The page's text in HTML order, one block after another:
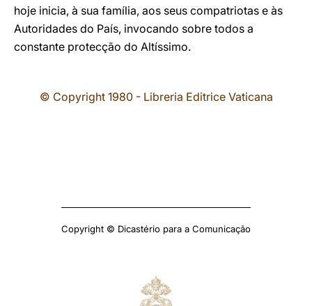
hoje inicia, à sua família, aos seus compatriotas e às
Autoridades do País, invocando sobre todos a
constante protecção do Altíssimo.
© Copyright 1980 - Libreria Editrice Vaticana
Copyright © Dicastério para a Comunicação